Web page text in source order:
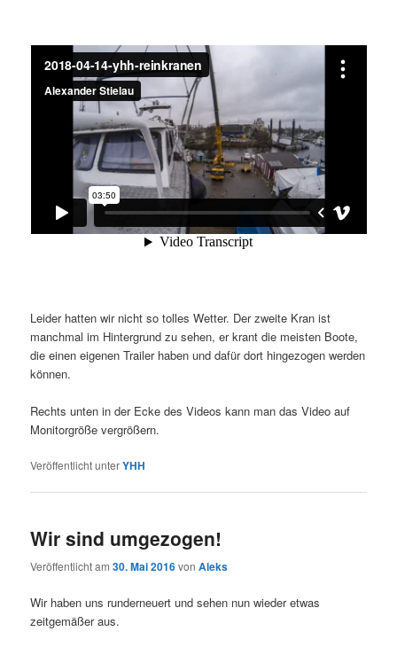
Leider hatten wir nicht so tolles Wetter. Der zweite Kran ist
manchmal im Hintergrund zu sehen, er krant die meisten Boote,
die einen eigenen Trailer haben und dafür dort hingezogen werden
können.
Rechts unten in der Ecke des Videos kann man das Video auf
Monitorgröße vergrößern.
Veröffentlicht unterYHH
Wir sind umgezogen!
Veröffentlicht am30. Mai 2016vonAleks
Wir haben uns runderneuert und sehen nun wieder etwas
zeitgemäßer aus.